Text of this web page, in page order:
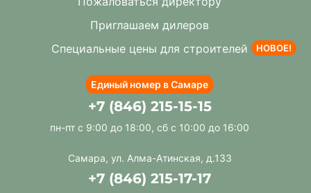
Приглашаем дилеров
Специальные цены для строителей
НОВОЕ!
Единый номер в Самаре
+7 (846) 215-15-15
пн-пт с 9:00 до 18:00, сб с 10:00 до 16:00
Самара, ул. Алма-Атинская, д.133
+7 (846) 215-17-17